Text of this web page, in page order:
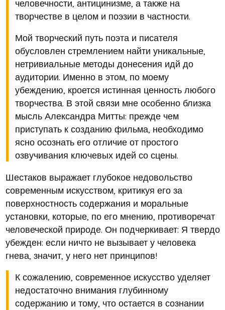
человечности, антицинизме, а также на
творчестве в целом и поэзии в частности.
Мой творческий путь поэта и писателя
обусловлен стремлением найти уникальные,
нетривиальные методы донесения идй до
аудитории. Именно в этом, по моему
убеждению, кроется истинная ценность любого
творчества. В этой связи мне особенно близка
мысль Александра Митты: прежде чем
приступать к созданию фильма, необходимо
ясно осознать его отличие от простого
озвучивания ключевых идей со сцены.
Шестаков выражает глубокое недовольство
современным искусством, критикуя его за
поверхностность содержания и моральные
установки, которые, по его мнению, противоречат
человеческой природе. Он подчеркивает: Я твердо
убежден: если ничто не вызывает у человека
гнева, значит, у него нет принципов!
К сожалению, современное искусство уделяет
недостаточно внимания глубинному
содержанию и тому, что остается в сознании